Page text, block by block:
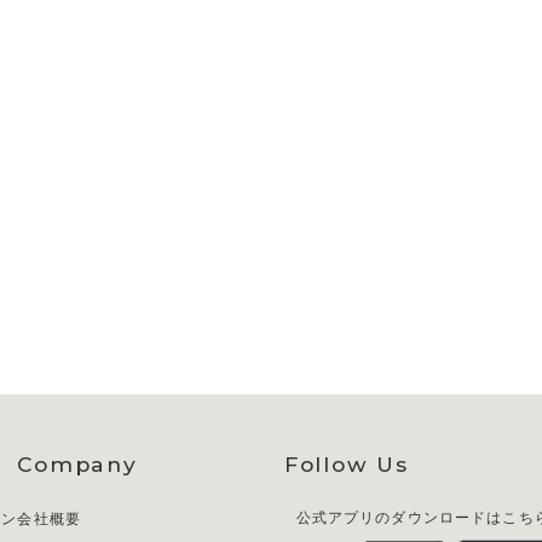
Company
会社概要
Follow Us
公式アプリのダウンロードはこち